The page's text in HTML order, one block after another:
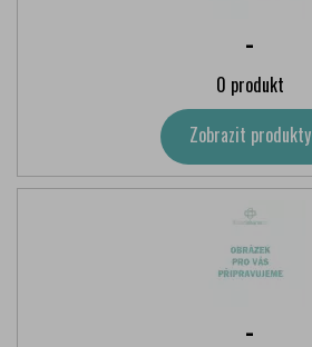
-
0 produkt
Zobrazit produkty
-